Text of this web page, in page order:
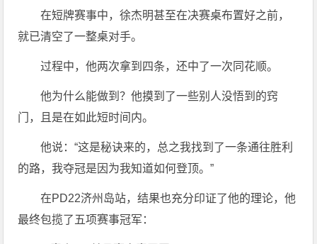
在短牌赛事中，徐杰明甚至在决赛桌布置好之前，
就已清空了一整桌对手。
过程中，他两次拿到四条，还中了一次同花顺。
他为什么能做到？他摸到了一些别人没悟到的窍
门，且是在如此短时间内。
他说：“这是秘诀来的，总之我找到了一条通往胜利
的路，我夺冠是因为我知道如何登顶。”
在PD22济州岛站，结果也充分印证了他的理论，他
最终包揽了五项赛事冠军：